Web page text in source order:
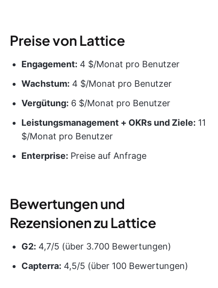
Preise von Lattice
Engagement: 4 $/Monat pro Benutzer
Wachstum: 4 $/Monat pro Benutzer
Vergütung: 6 $/Monat pro Benutzer
Leistungsmanagement + OKRs und Ziele: 11
$/Monat pro Benutzer
Enterprise: Preise auf Anfrage
Bewertungen und
Rezensionen zu Lattice
G2: 4,7/5 (über 3.700 Bewertungen)
Capterra: 4,5/5 (über 100 Bewertungen)